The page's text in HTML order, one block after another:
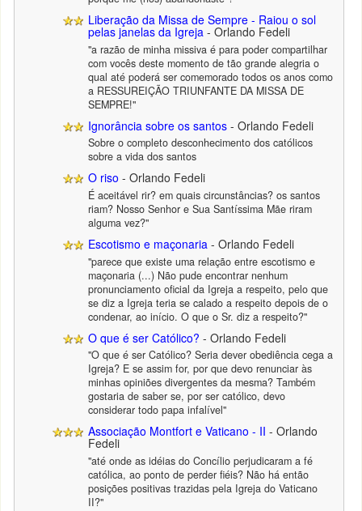
Liberação da Missa de Sempre - Raiou o sol
pelas janelas da Igreja - Orlando Fedeli
"a razão de minha missiva é para poder compartilhar
com vocês deste momento de tão grande alegria o
qual até poderá ser comemorado todos os anos como
a RESSUREIÇÃO TRIUNFANTE DA MISSA DE
SEMPRE!"
Ignorância sobre os santos - Orlando Fedeli
Sobre o completo desconhecimento dos católicos
sobre a vida dos santos
O riso - Orlando Fedeli
É aceitável rir? em quais circunstâncias? os santos
riam? Nosso Senhor e Sua Santíssima Mãe riram
alguma vez?"
Escotismo e maçonaria - Orlando Fedeli
"parece que existe uma relação entre escotismo e
maçonaria (...) Não pude encontrar nenhum
pronunciamento oficial da Igreja a respeito, pelo que
se diz a Igreja teria se calado a respeito depois de o
condenar, ao início. O que o Sr. diz a respeito?"
O que é ser Católico? - Orlando Fedeli
"O que é ser Católico? Seria dever obediência cega a
Igreja? E se assim for, por que devo renunciar às
minhas opiniões divergentes da mesma? Também
gostaria de saber se, por ser católico, devo
considerar todo papa infalível"
Associação Montfort e Vaticano - II - Orlando
Fedeli
"até onde as idéias do Concílio perjudicaram a fé
católica, ao ponto de perder fiéis? Não há então
posições positivas trazidas pela Igreja do Vaticano
II?"